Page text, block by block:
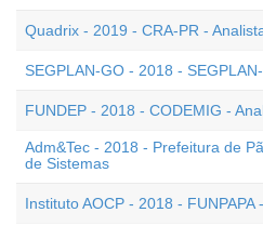
Quadrix - 2019 - CRA-PR -
SEGPLAN-GO - 2018 -
FUNDEP - 2018 - CODEMIG -
Adm&Tec - 2018 - Prefeitura de
de Sistemas
Instituto AOCP - 2018 - FUNPAPA